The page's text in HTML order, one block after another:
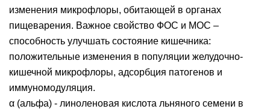
изменения микрофлоры, обитающей в органах
пищеварения. Важное свойство ФОС и МОС –
способность улучшать состояние кишечника:
положительные изменения в популяции желудочно-
кишечной микрофлоры, адсорбция патогенов и
иммуномодуляция.
α (альфа) - линоленовая кислота льняного семени в